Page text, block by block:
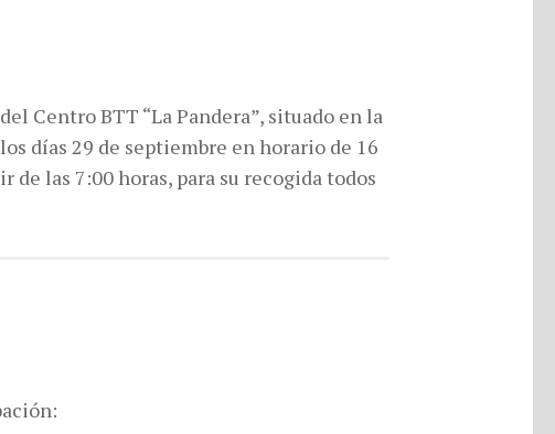
Centro BTT “La Pandera”, situado en la
días 29 de septiembre en horario de 16
de las 7:00 horas, para su recogida todos